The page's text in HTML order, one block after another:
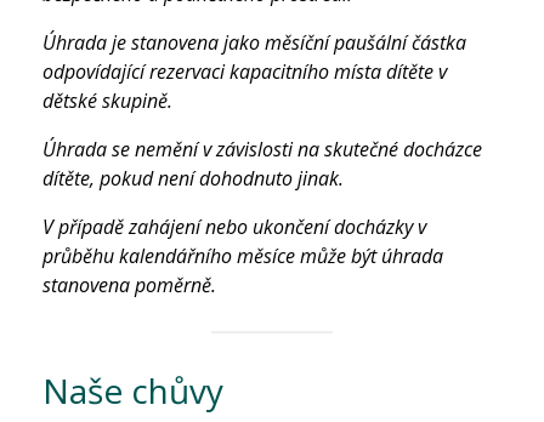
Úhrada je stanovena jako měsíční paušální částka
odpovídající rezervaci kapacitního místa dítěte v
dětské skupině.
Úhrada se nemění v závislosti na skutečné docházce
dítěte, pokud není dohodnuto jinak.
V případě zahájení nebo ukončení docházky v
průběhu kalendářního měsíce může být úhrada
stanovena poměrně.
Naše chůvy